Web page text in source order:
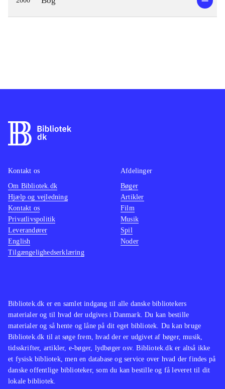
Bibliotek.dk er en samlet indgang til alle danske bibliotekers
materialer og til hvad der udgives i Danmark. Du kan bestille
materialer og så hente og låne på dit eget bibliotek. Du kan bruge
Bibliotek.dk til at søge frem, hvad der er udgivet af bøger, musik,
tidsskrifter, artikler, e-bøger, lydbøger osv. Bibliotek.dk er altså ikke
et fysisk bibliotek, men en database og service over hvad der findes på
danske offentlige biblioteker, som du kan bestille og få leveret til dit
lokale bibliotek.
Kontakt os
Om Bibliotek.dk
Hjælp og vejledning
Kontakt os
Privatlivspolitik
Leverandører
English
Tilgængelighedserklæring
Afdelinger
Bøger
Artikler
Film
Musik
Spil
Noder